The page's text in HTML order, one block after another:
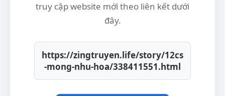
truy cập website mới theo liên kết dưới
đây.
https://zingtruyen.life/story/12cs
-mong-nhu-hoa/338411551.html